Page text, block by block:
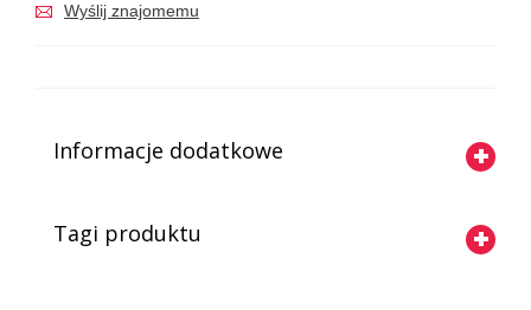
Wyślij znajomemu
Informacje dodatkowe
Tagi produktu